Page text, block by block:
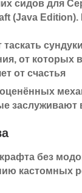
сидов для
(Java
таскать
от которых
от счастья
заслуживают
без
кастомных